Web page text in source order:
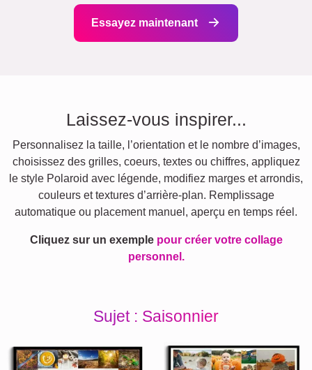
Essayez maintenant
Laissez-vous inspirer...
Personnalisez la taille, l’orientation et le nombre d’images,
choisissez des grilles, coeurs, textes ou chiffres, appliquez
le style Polaroid avec légende, modifiez marges et arrondis,
couleurs et textures d’arrière-plan. Remplissage
automatique ou placement manuel, aperçu en temps réel.
Cliquez sur un exemple pour créer votre collage
personnel.
Sujet : Saisonnier